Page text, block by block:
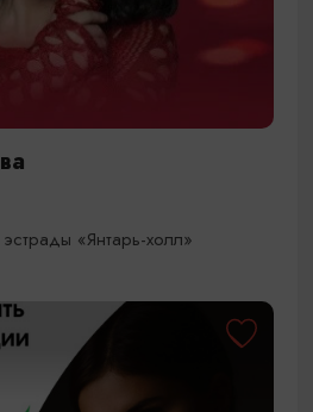
«Янтарь-холл»